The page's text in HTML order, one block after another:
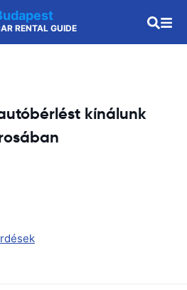
RENTAL GUIDE
kínálunk